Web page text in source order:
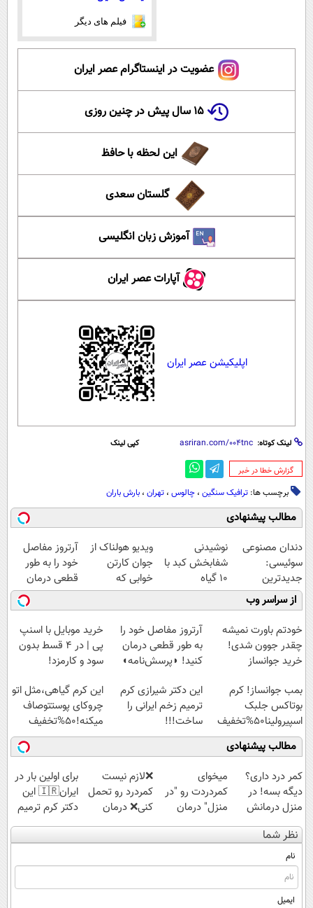
فیلم های دیگر
عضویت در اینستاگرام عصر ایران
۱۵ سال پیش در چنین روزی
این لحظه با حافظ
گلستان سعدی
آموزش زبان انگلیسی
آپارات عصر ایران
اپلیکیشن عصر ایران
لینک کوتاه: کپی لینک
‌گزارش خطا در خبر
برچسب ها: ترافیک سنگین ، چالوس ، تهران ، بارش باران
مطالب پیشنهادی
دندان مصنوعی
سوئیسی:
جدیدترین
فناوری اروپا،
سبک و مقاوم |
پرداخت قسطی
نوشیدنی
شفابخش کبد با
10 گیاه
موثر(تخفیف تا
امشب)
ویدیو هولناک از
جوان کارتن
خوابی که
میلیاردر شد.
آموزش رایگان
آرتروز مفاصل
خود را به طور
قطعی درمان
کنید!
◗پرسش‌نامه◖
از سراسر وب
خودتم باورت نمیشه
چقدر جوون شدی!
خرید جوانساز
ویژه
آرتروز مفاصل خود را
به طور قطعی درمان
کنید! ◗پرسش‌نامه◖
خرید موبایل با اسنپ
پی | در ۴ قسط بدون
سود و کارمزد!
بمب جوانساز! کرم
بوتاکس جلبک
اسپیرولینا50%تخفیف
این دکتر شیرازی کرم
ترمیم زخم ایرانی را
ساخت!!!
این کرم گیاهی،مثل اتو
چروکای پوستتوصاف
میکنه!50%تخفیف
مطالب پیشنهادی
کمر درد داری؟
دیگه بسه! در
منزل درمانش
کن
(◀پرسش‌نامه)
میخوای
کمردردت رو "در
منزل" درمان
کنی؟ (◂فیلم +
◂پرسش‌نامه)
❌لازم نیست
کمردرد رو تحمل
کنی❌ درمان
بدون جراحی و
قرص
برای اولین بار در
ایران🇮🇷 این
دکتر کرم ترمیم
کننده 23 روزه
ساخت!
نظر شما
نام
ایمیل